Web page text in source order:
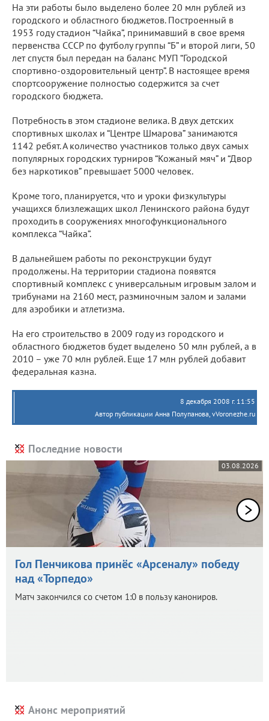
На эти работы было выделено более 20 млн рублей из
городского и областного бюджетов. Построенный в
1953 году стадион “Чайка”, принимавший в свое время
первенства СССР по футболу группы “Б” и второй лиги, 50
лет спустя был передан на баланс МУП “Городской
спортивно-оздоровительный центр”. В настоящее время
спортсооружение полностью содержится за счет
городского бюджета.
Потребность в этом стадионе велика. В двух детских
спортивных школах и “Центре Шмарова” занимаются
1142 ребят. А количество участников только двух самых
популярных городских турниров “Кожаный мяч” и “Двор
без наркотиков” превышает 5000 человек.
Кроме того, планируется, что и уроки физкультуры
учащихся близлежащих школ Ленинского района будут
проходить в сооружениях многофункционального
комплекса “Чайка”.
В дальнейшем работы по реконструкции будут
продолжены. На территории стадиона появятся
спортивный комплекс с универсальным игровым залом и
трибунами на 2160 мест, разминочным залом и залами
для аэробики и атлетизма.
На его строительство в 2009 году из городского и
областного бюджетов будет выделено 50 млн рублей, а в
2010 – уже 70 млн рублей. Еще 17 млн рублей добавит
федеральная казна.
8 декабря 2008 г. 11:55
Автор публикации Анна Полупанова, vVoronezhe.ru
Последние новости
03.08.2026
Гол Пенчикова принёс «Арсеналу» победу
над «Торпедо»
Матч закончился со счетом 1:0 в пользу канониров.
Анонс мероприятий